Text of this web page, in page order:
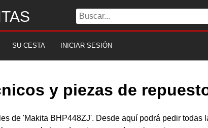
SU CESTA INICIAR SESIÓN
y piezas de
de 'Makita BHP448ZJ'. Desde aquí podrá pedir